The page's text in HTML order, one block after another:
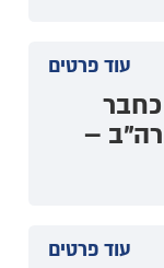
עוד פרטים
–
עוד פרטים